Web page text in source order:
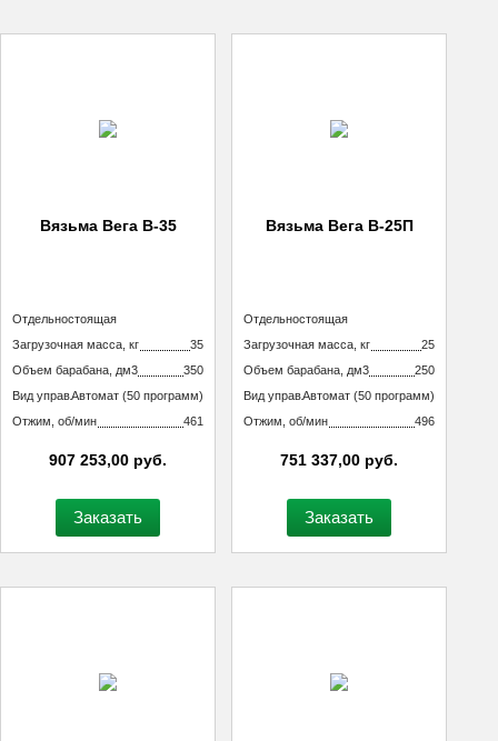
Вязьма Вега В-35
Тип машины
Отдельностоящая
Загрузочная масса, кг
35
Объем барабана, дм3
350
Вид управленияАвтомат (50 программ)
Отжим, об/мин
461
907 253,00 руб.
Заказать
Вязьма Вега В-25П
Тип машины
Отдельностоящая
Загрузочная масса, кг
25
Объем барабана, дм3
250
Вид управленияАвтомат (50 программ)
Отжим, об/мин
496
751 337,00 руб.
Заказать